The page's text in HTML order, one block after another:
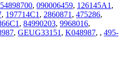
, 090006459, 126145A1 ,
, 197714C1 , 2860871 , 475286,
, 84990203, 9968016,
, GEUG33151 , K048987, , 495-